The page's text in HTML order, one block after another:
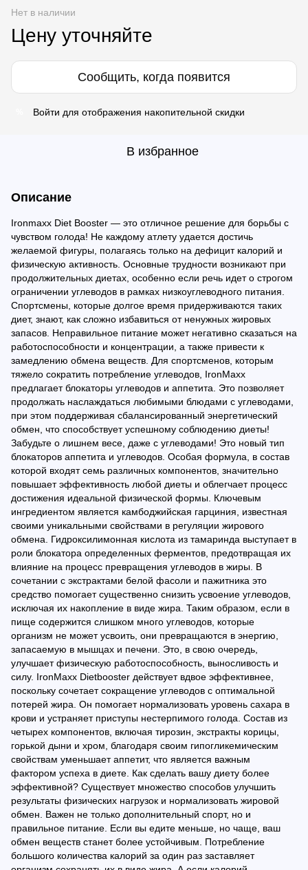
Нет в наличии
Цену уточняйте
Сообщить, когда появится
Войти для отображения накопительной скидки
В избранное
Описание
Ironmaxx Diet Booster — это отличное решение для борьбы с
чувством голода! Не каждому атлету удается достичь
желаемой фигуры, полагаясь только на дефицит калорий и
физическую активность. Основные трудности возникают при
продолжительных диетах, особенно если речь идет о строгом
ограничении углеводов в рамках низкоуглеводного питания.
Спортсмены, которые долгое время придерживаются таких
диет, знают, как сложно избавиться от ненужных жировых
запасов. Неправильное питание может негативно сказаться на
работоспособности и концентрации, а также привести к
замедлению обмена веществ. Для спортсменов, которым
тяжело сократить потребление углеводов, IronMaxx
предлагает блокаторы углеводов и аппетита. Это позволяет
продолжать наслаждаться любимыми блюдами с углеводами,
при этом поддерживая сбалансированный энергетический
обмен, что способствует успешному соблюдению диеты!
Забудьте о лишнем весе, даже с углеводами! Это новый тип
блокаторов аппетита и углеводов. Особая формула, в состав
которой входят семь различных компонентов, значительно
повышает эффективность любой диеты и облегчает процесс
достижения идеальной физической формы. Ключевым
ингредиентом является камбоджийская гарциния, известная
своими уникальными свойствами в регуляции жирового
обмена. Гидроксилимонная кислота из тамаринда выступает в
роли блокатора определенных ферментов, предотвращая их
влияние на процесс превращения углеводов в жиры. В
сочетании с экстрактами белой фасоли и пажитника это
средство помогает существенно снизить усвоение углеводов,
исключая их накопление в виде жира. Таким образом, если в
пище содержится слишком много углеводов, которые
организм не может усвоить, они превращаются в энергию,
запасаемую в мышцах и печени. Это, в свою очередь,
улучшает физическую работоспособность, выносливость и
силу. IronMaxx Dietbooster действует вдвое эффективнее,
поскольку сочетает сокращение углеводов с оптимальной
потерей жира. Он помогает нормализовать уровень сахара в
крови и устраняет приступы нестерпимого голода. Состав из
четырех компонентов, включая тирозин, экстракты корицы,
горькой дыни и хром, благодаря своим гипогликемическим
свойствам уменьшает аппетит, что является важным
фактором успеха в диете. Как сделать вашу диету более
эффективной? Существует множество способов улучшить
результаты физических нагрузок и нормализовать жировой
обмен. Важен не только дополнительный спорт, но и
правильное питание. Если вы едите меньше, но чаще, ваш
обмен веществ станет более устойчивым. Потребление
большого количества калорий за один раз заставляет